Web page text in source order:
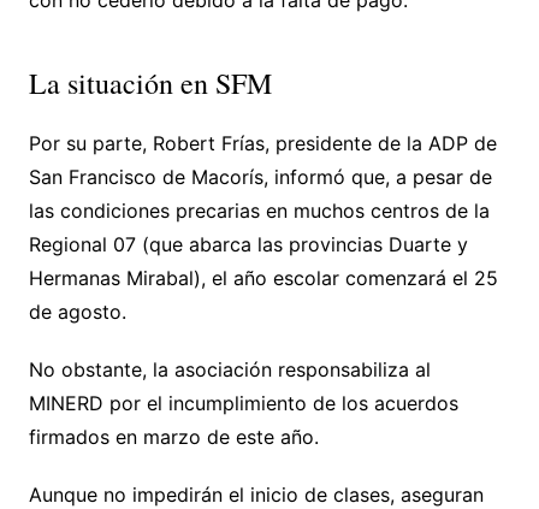
La situación en SFM
Por su parte, Robert Frías, presidente de la ADP de
San Francisco de Macorís, informó que, a pesar de
las condiciones precarias en muchos centros de la
Regional 07 (que abarca las provincias Duarte y
Hermanas Mirabal), el año escolar comenzará el 25
de agosto.
No obstante, la asociación responsabiliza al
MINERD por el incumplimiento de los acuerdos
firmados en marzo de este año.
Aunque no impedirán el inicio de clases, aseguran